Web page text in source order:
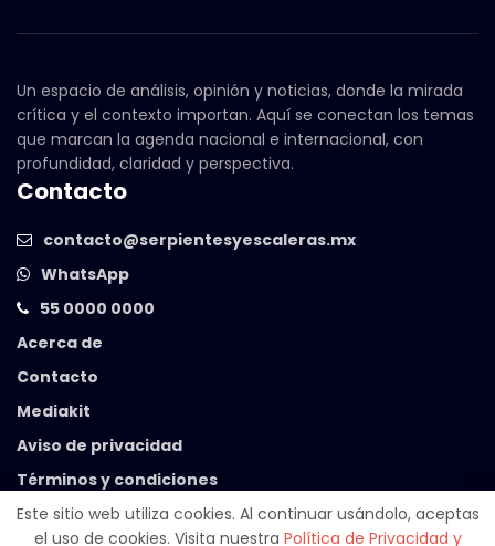
Un espacio de análisis, opinión y noticias, donde la mirada
crítica y el contexto importan. Aquí se conectan los temas
que marcan la agenda nacional e internacional, con
profundidad, claridad y perspectiva.
Contacto
contacto@serpientesyescaleras.mx
WhatsApp
55 0000 0000
Acerca de
Contacto
Mediakit
Aviso de privacidad
Términos y condiciones
Este sitio web utiliza cookies. Al continuar usándolo, aceptas
el uso de cookies. Visita nuestra Política de Privacidad y